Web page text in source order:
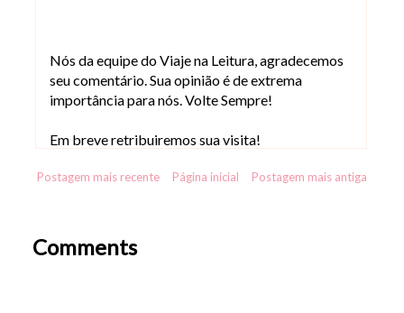
Nós da equipe do Viaje na Leitura, agradecemos
seu comentário. Sua opinião é de extrema
importância para nós. Volte Sempre!
Em breve retribuiremos sua visita!
Postagem mais recente Postagem mais antiga
Página inicial
Comments